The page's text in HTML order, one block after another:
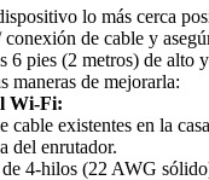
lo más cerca
de cable y
6 pies (2 metros) de
maneras de mejorarla:
Wi-Fi:
cable existentes en la
del enrutador.
4-hilos (22 AWG